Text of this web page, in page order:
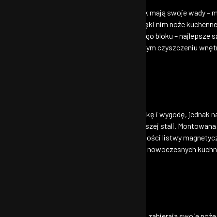
spotykanych rozwiązań w kuchniach, jednak mają swoje wady –
gromadzeniu się wilgoci i bakterii. Dzięki nim noże
Warto jednak zwrócić uwagę na jakość takiego bloku – najlepsze
ostrzy. Należy również pamiętać o regularnym czyszczeniu
polecane osobom ceniącym estetykę i wygodę, jednak
szczególnie jeśli są wykonane z delikatniejszej stali.
wyciągania z szuflady czy bloku. Dobrej jakości listwy
zarysowania. Jest to świetne rozwiązanie do nowoczesnych